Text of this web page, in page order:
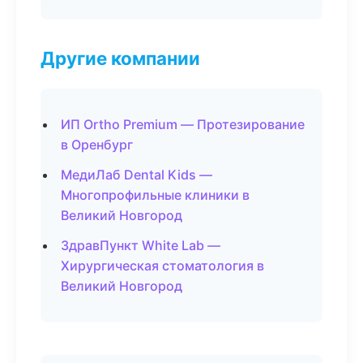
Другие компании
ИП Ortho Premium — Протезирование
в Оренбург
МедиЛаб Dental Kids —
Многопрофильные клиники в
Великий Новгород
ЗдравПункт White Lab —
Хирургическая стоматология в
Великий Новгород